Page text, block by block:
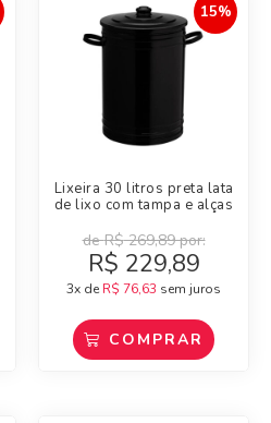
15%
Lixeira 30 litros preta lata
de lixo com tampa e alças
deR$269,89por:
R$ 229,89
3x de R$ 76,63 sem juros
COMPRAR